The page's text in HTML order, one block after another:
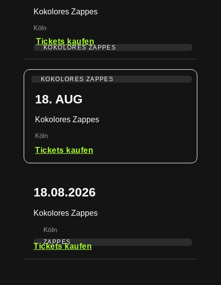
Kokolores Zappes
Köln
Tickets kaufen
KOKOLORES ZAPPES
KOKOLORES ZAPPES
18. AUG
Kokolores Zappes
Köln
Tickets kaufen
18.08.2026
Kokolores Zappes
Köln
ZAPPES
Tickets kaufen